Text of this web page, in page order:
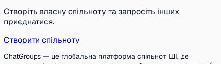
Створіть власну спільноту та запросіть інших
приєднатися.
Створити спільноту
ChatGroups — це глобальна платформа спільнот ШІ, де